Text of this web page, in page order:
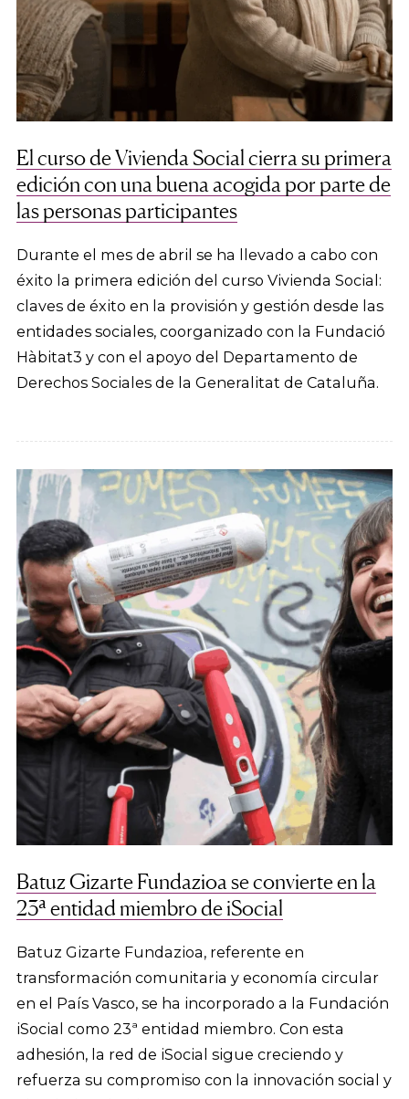
El curso de Vivienda Social cierra su primera
edición con una buena acogida por parte de
las personas participantes
Durante el mes de abril se ha llevado a cabo con
éxito la primera edición del curso Vivienda Social:
claves de éxito en la provisión y gestión desde las
entidades sociales, coorganizado con la Fundació
Hàbitat3 y con el apoyo del Departamento de
Derechos Sociales de la Generalitat de Cataluña.
Batuz Gizarte Fundazioa se convierte en la
23ª entidad miembro de iSocial
Batuz Gizarte Fundazioa, referente en
transformación comunitaria y economía circular
en el País Vasco, se ha incorporado a la Fundación
iSocial como 23ª entidad miembro. Con esta
adhesión, la red de iSocial sigue creciendo y
refuerza su compromiso con la innovación social y